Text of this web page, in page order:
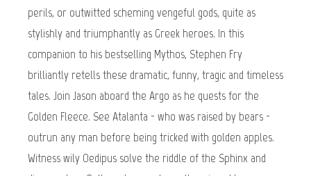
perils, or outwitted scheming vengeful gods, quite as
stylishly and triumphantly as Greek heroes. In this
companion to his bestselling Mythos, Stephen Fry
brilliantly retells these dramatic, funny, tragic and timeless
tales. Join Jason aboard the Argo as he quests for the
Golden Fleece. See Atalanta - who was raised by bears -
outrun any man before being tricked with golden apples.
Witness wily Oedipus solve the riddle of the Sphinx and